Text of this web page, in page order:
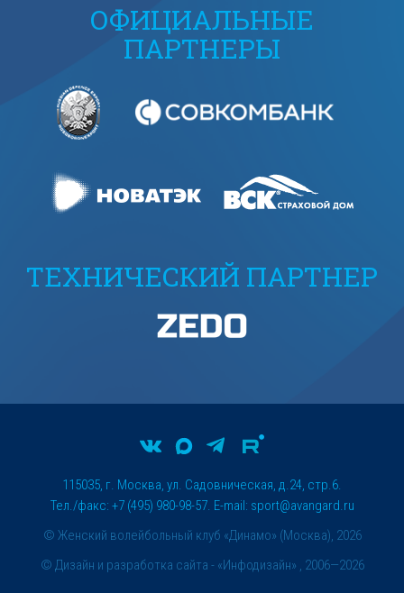
ОФИЦИАЛЬНЫЕ
ПАРТНЕРЫ
ТЕХНИЧЕСКИЙ ПАРТНЕР
© Женский волейбольный клуб «Динамо» (Москва), 2026
115035, г. Москва, ул. Садовническая, д.24, стр.6.
Тел./факс: +7 (495) 980-98-57. E-mail: sport@avangard.ru
© Дизайн и разработка сайта - «Инфодизайн» , 2006—2026